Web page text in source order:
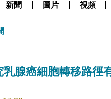
新聞 圖片 視頻
乳腺癌細胞轉移路徑